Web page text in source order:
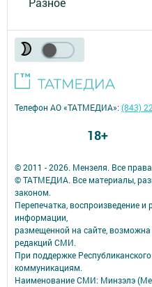
© 2011 - 2026. Мензеля. Все
© ТАТМЕДИА. Все материалы,
законом.
Перепечатка, воспроизведение
информации,
размещенной на сайте, возможна
редакций СМИ.
При поддержке
коммуникациям.
Наименование СМИ: Минзэлэ
Телефон АО «ТАТМЕДИА»:(843)
18+